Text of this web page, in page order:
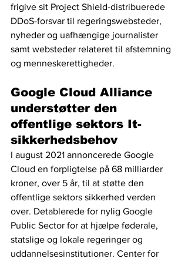
frigive sit Project Shield-distribuerede
DDoS-forsvar til regeringswebsteder,
nyheder og uafhængige journalister
samt websteder relateret til afstemning
og menneskerettigheder.
Google Cloud Alliance
understøtter den
offentlige sektors It-
sikkerhedsbehov
I august 2021 annoncerede Google
Cloud en forpligtelse på 68 milliarder
kroner, over 5 år, til at støtte den
offentlige sektors sikkerhed verden
over. Detablerede for nylig Google
Public Sector for at hjælpe føderale,
statslige og lokale regeringer og
uddannelsesinstitutioner. Center for